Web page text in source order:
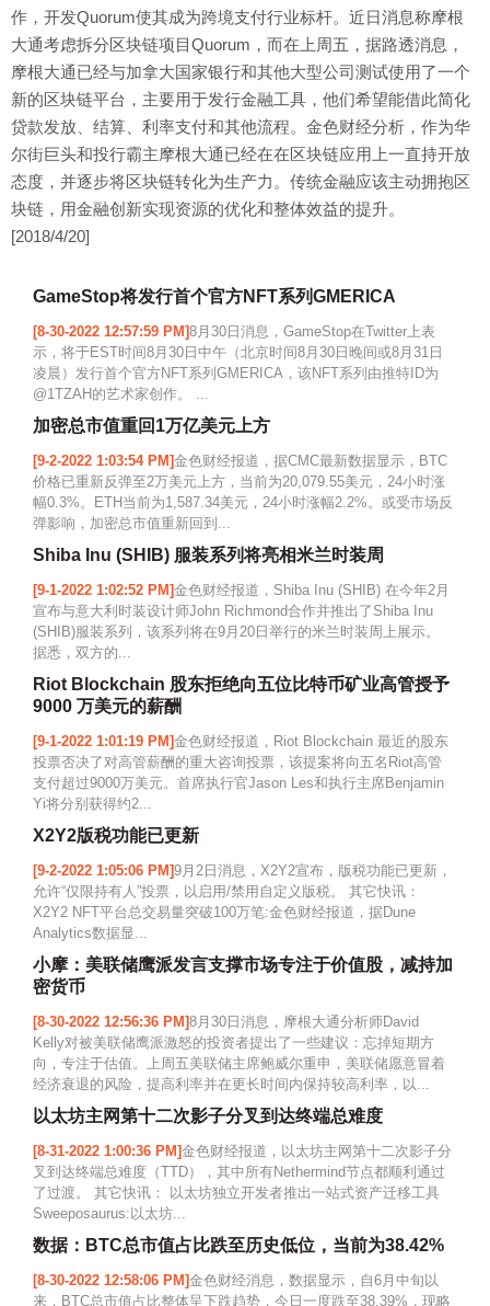
作，开发Quorum使其成为跨境支付行业标杆。近日消息称摩根
大通考虑拆分区块链项目Quorum，而在上周五，据路透消息，
摩根大通已经与加拿大国家银行和其他大型公司测试使用了一个
新的区块链平台，主要用于发行金融工具，他们希望能借此简化
贷款发放、结算、利率支付和其他流程。金色财经分析，作为华
尔街巨头和投行霸主摩根大通已经在在区块链应用上一直持开放
态度，并逐步将区块链转化为生产力。传统金融应该主动拥抱区
块链，用金融创新实现资源的优化和整体效益的提升。
[2018/4/20]
GameStop将发行首个官方NFT系列GMERICA
[8-30-2022 12:57:59 PM]8月30日消息，GameStop在Twitter上表
示，将于EST时间8月30日中午（北京时间8月30日晚间或8月31日
凌晨）发行首个官方NFT系列GMERICA，该NFT系列由推特ID为
@1TZAH的艺术家创作。 ...
加密总市值重回1万亿美元上方
[9-2-2022 1:03:54 PM]金色财经报道，据CMC最新数据显示，BTC
价格已重新反弹至2万美元上方，当前为20,079.55美元，24小时涨
幅0.3%。ETH当前为1,587.34美元，24小时涨幅2.2%。或受市场反
弹影响，加密总市值重新回到...
Shiba Inu (SHIB) 服装系列将亮相米兰时装周
[9-1-2022 1:02:52 PM]金色财经报道，Shiba Inu (SHIB) 在今年2月
宣布与意大利时装设计师John Richmond合作并推出了Shiba Inu
(SHIB)服装系列，该系列将在9月20日举行的米兰时装周上展示。
据悉，双方的...
Riot Blockchain 股东拒绝向五位比特币矿业高管授予
9000 万美元的薪酬
[9-1-2022 1:01:19 PM]金色财经报道，Riot Blockchain 最近的股东
投票否决了对高管薪酬的重大咨询投票，该提案将向五名Riot高管
支付超过9000万美元。首席执行官Jason Les和执行主席Benjamin
Yi将分别获得约2...
X2Y2版税功能已更新
[9-2-2022 1:05:06 PM]9月2日消息，X2Y2宣布，版税功能已更新，
允许“仅限持有人”投票，以启用/禁用自定义版税。 其它快讯：
X2Y2 NFT平台总交易量突破100万笔:金色财经报道，据Dune
Analytics数据显...
小摩：美联储鹰派发言支撑市场专注于价值股，减持加
密货币
[8-30-2022 12:56:36 PM]8月30日消息，摩根大通分析师David
Kelly对被美联储鹰派激怒的投资者提出了一些建议：忘掉短期方
向，专注于估值。上周五美联储主席鲍威尔重申，美联储愿意冒着
经济衰退的风险，提高利率并在更长时间内保持较高利率，以...
以太坊主网第十二次影子分叉到达终端总难度
[8-31-2022 1:00:36 PM]金色财经报道，以太坊主网第十二次影子分
叉到达终端总难度（TTD），其中所有Nethermind节点都顺利通过
了过渡。 其它快讯： 以太坊独立开发者推出一站式资产迁移工具
Sweeposaurus:以太坊...
数据：BTC总市值占比跌至历史低位，当前为38.42%
[8-30-2022 12:58:06 PM]金色财经消息，数据显示，自6月中旬以
来，BTC总市值占比整体呈下跌趋势，今日一度跌至38.39%，现略